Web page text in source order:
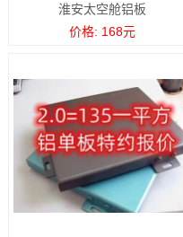
淮安太空舱铝板
价格: 168元